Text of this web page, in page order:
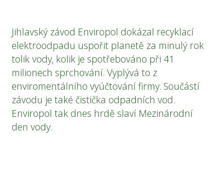
Jihlavský závod Enviropol dokázal recyklací
elektroodpadu uspořit planetě za minulý rok
tolik vody, kolik je spotřebováno při 41
milionech sprchování. Vyplývá to z
enviromentálního vyúčtování firmy. Součástí
závodu je také čistička odpadních vod.
Enviropol tak dnes hrdě slaví Mezinárodní
den vody.